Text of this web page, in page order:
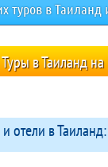
туров в Таиланд
Туры в Таиланд
отели в Таиланд: